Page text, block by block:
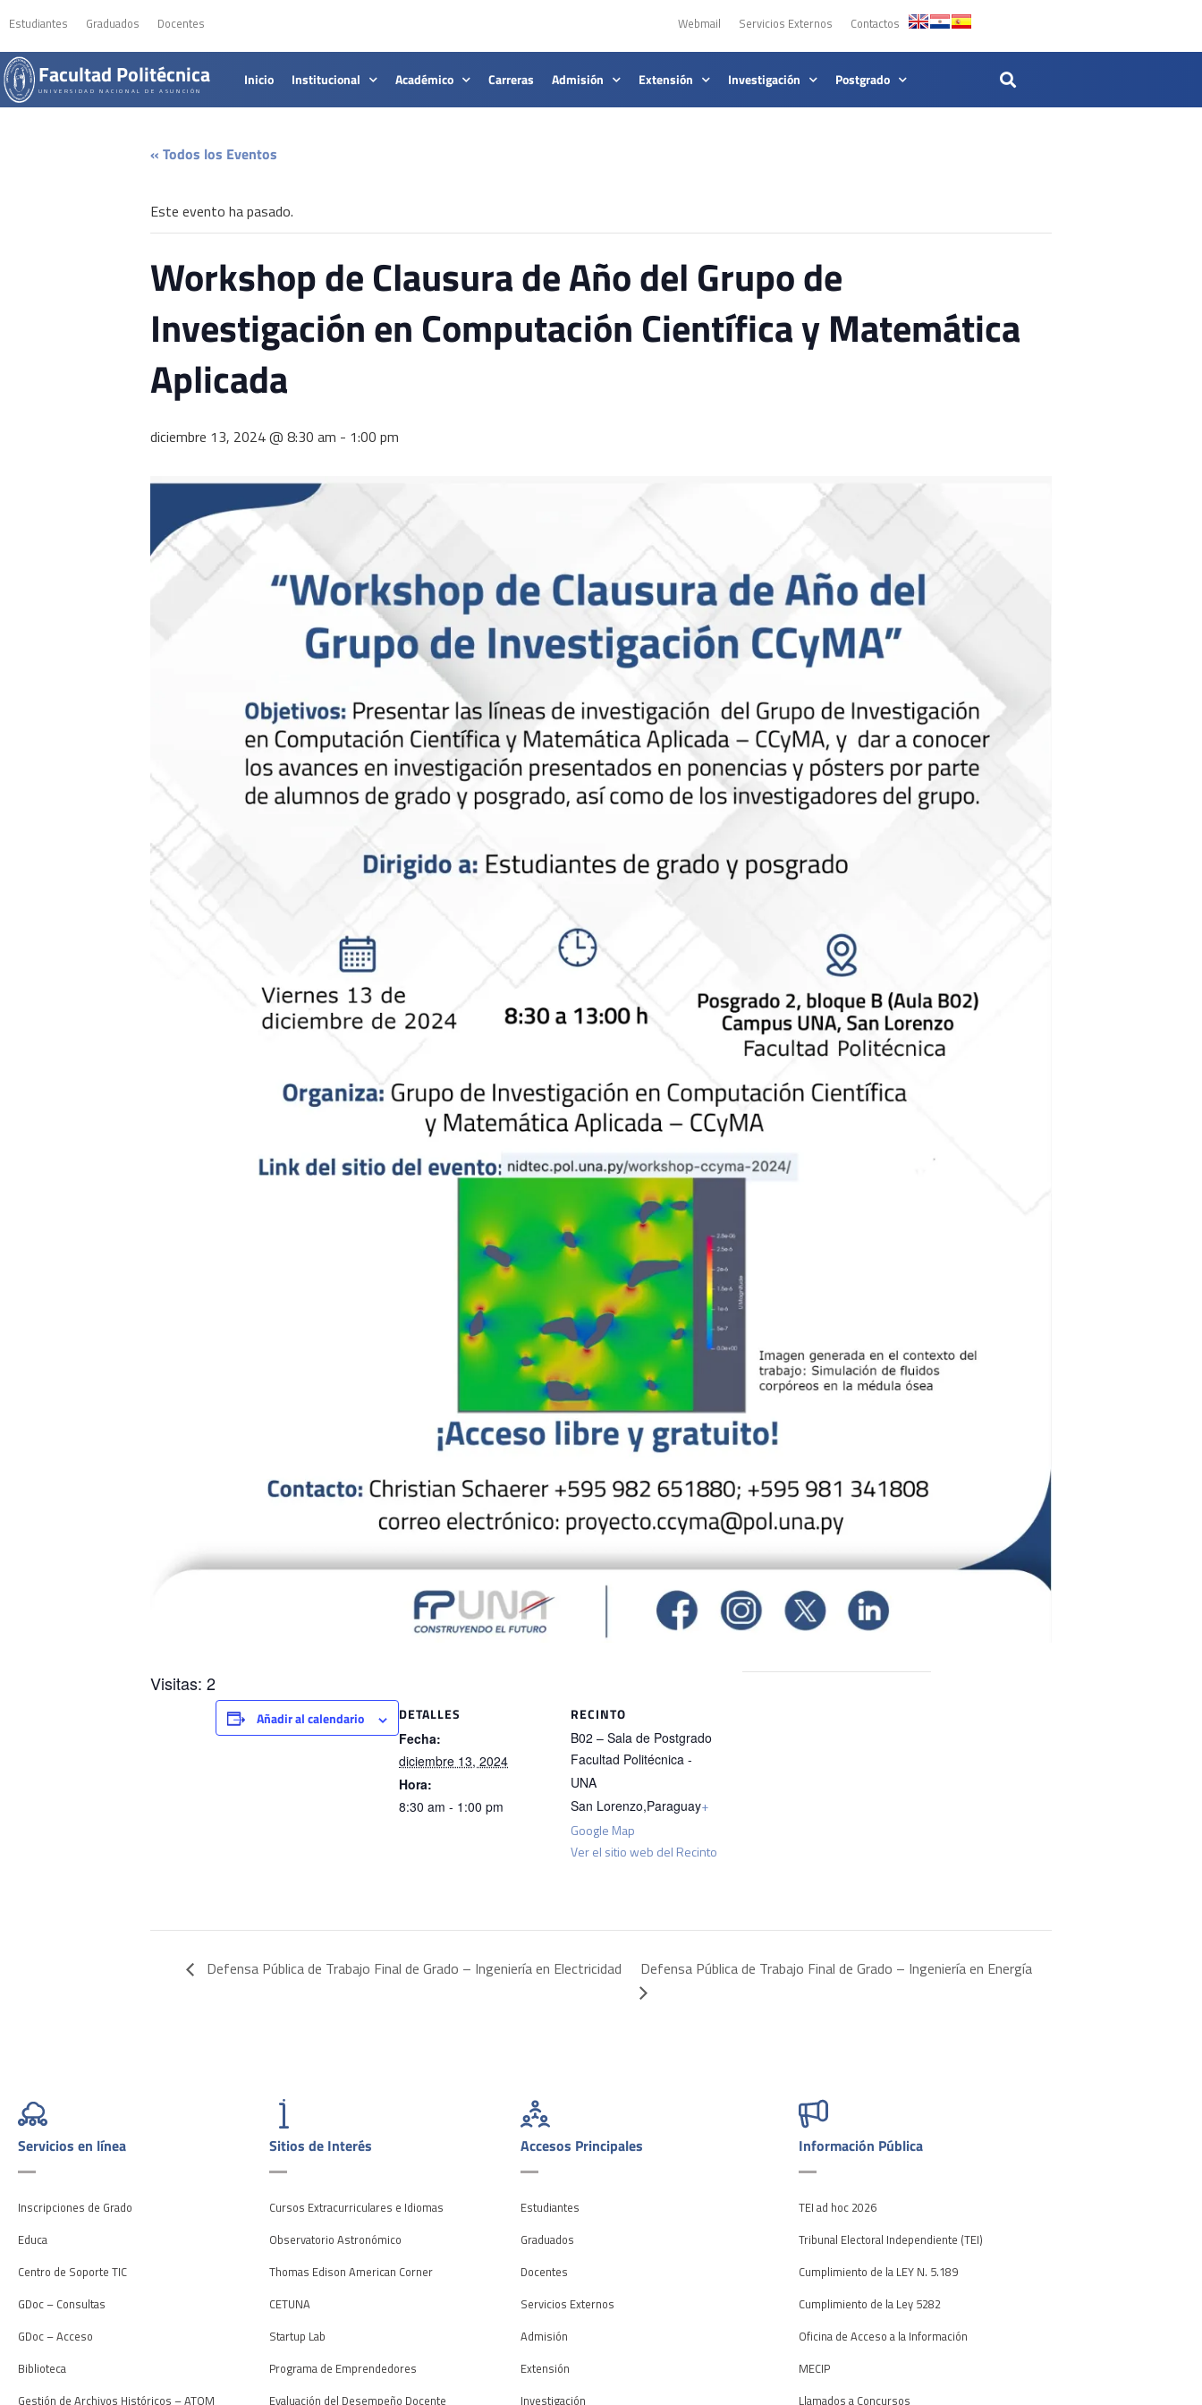
Estudiantes Graduados Docentes Webmail Servicios Externos Contactos
Facultad Politécnica
UNIVERSIDAD NACIONAL DE ASUNCIÓN
Inicio Institucional Académico Carreras Admisión Extensión Investigación Postgrado
« Todos los Eventos
Este evento ha pasado.
Workshop de Clausura de Año del Grupo de
Investigación en Computación Científica y Matemática
Aplicada
diciembre 13, 2024 @ 8:30 am - 1:00 pm
Visitas: 2
Añadir al calendario DETALLES
Fecha:
diciembre 13, 2024
Hora:
8:30 am - 1:00 pm
RECINTO
B02 – Sala de Postgrado
Facultad Politécnica -
UNA
San Lorenzo,Paraguay+
Google Map
Ver el sitio web del Recinto
Defensa Pública de Trabajo Final de Grado – Ingeniería en Electricidad Defensa Pública de Trabajo Final de Grado – Ingeniería en Energía
Servicios en línea
Inscripciones de Grado
Educa
Centro de Soporte TIC
GDoc – Consultas
GDoc – Acceso
Biblioteca
Gestión de Archivos Históricos – ATOM
Sitios de Interés
Cursos Extracurriculares e Idiomas
Observatorio Astronómico
Thomas Edison American Corner
CETUNA
Startup Lab
Programa de Emprendedores
Evaluación del Desempeño Docente
Accesos Principales
Estudiantes
Graduados
Docentes
Servicios Externos
Admisión
Extensión
Investigación
Información Pública
TEI ad hoc 2026
Tribunal Electoral Independiente (TEI)
Cumplimiento de la LEY N. 5.189
Cumplimiento de la Ley 5282
Oficina de Acceso a la Información
MECIP
Llamados a Concursos